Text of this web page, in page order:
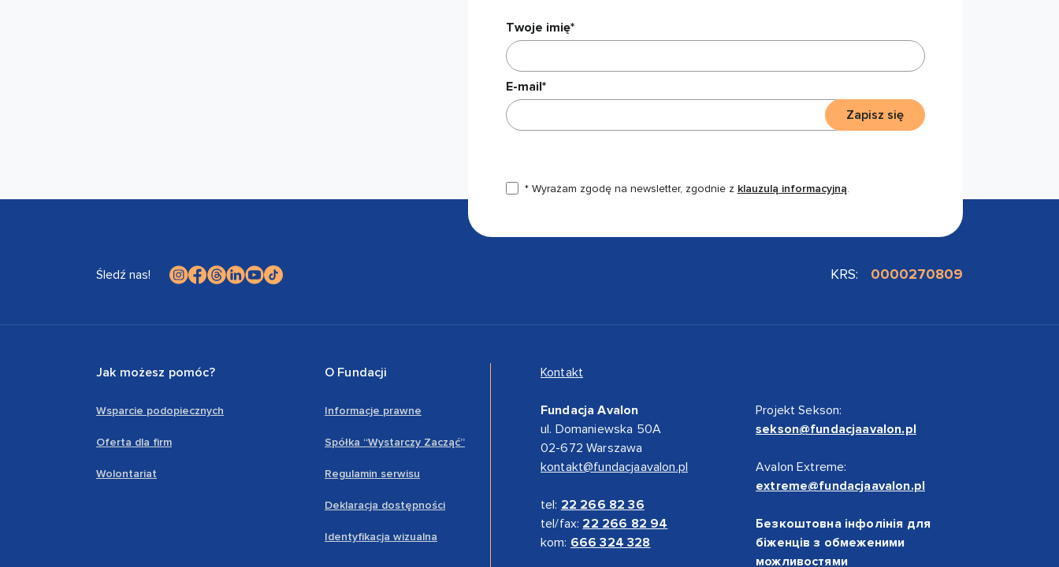
Twoje imię*
E-mail*
* Wyrażam zgodę na newsletter, zgodnie z klauzulą informacyjną.
Zapisz się
KRS: 0000270809
Śledź nas!
Jak możesz pomóc?
Wsparcie podopiecznych
Oferta dla firm
Wolontariat
O Fundacji
Informacje prawne
Spółka “Wystarczy Zacząć”
Regulamin serwisu
Deklaracja dostępności
Identyfikacja wizualna
Kontakt
Fundacja Avalon
ul. Domaniewska 50A
02-672 Warszawa
kontakt@fundacjaavalon.pl
tel: 22 266 82 36
tel/fax: 22 266 82 94
kom: 666 324 328
Projekt Sekson:
sekson@fundacjaavalon.pl
Avalon Extreme:
extreme@fundacjaavalon.pl
Безкоштовна інфолінія для
біженців з обмеженими
можливостями